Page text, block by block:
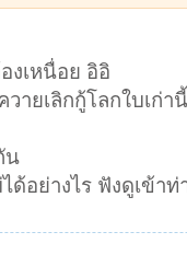
งเหนื่อย อิอิ
ยเลิกกู้โลกใบเก่า
น
ด้อย่างไร ฟังดูเข้าท่